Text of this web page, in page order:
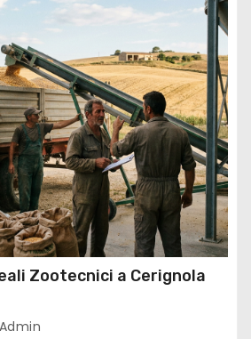
Zootecnici a Cerignola
Admin